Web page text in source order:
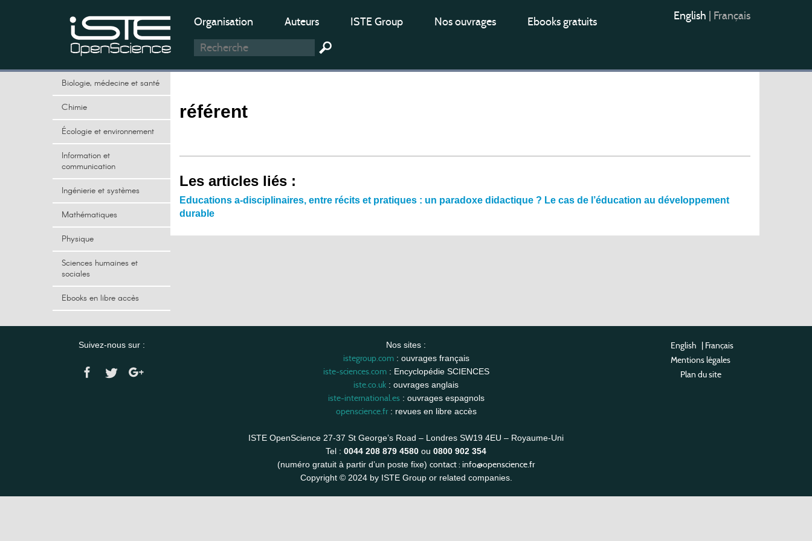
Organisation Auteurs ISTE Group Nos ouvrages Ebooks gratuits English Français
Biologie, médecine et santé
Chimie
Écologie et environnement
Information et
communication
Ingénierie et systèmes
Mathématiques
Physique
Sciences humaines et
sociales
Ebooks en libre accès
référent
Les articles liés :
Educations a-disciplinaires, entre récits et pratiques : un paradoxe didactique ? Le cas de l’éducation au développement
durable
Suivez-nous sur : Nos sites :
istegroup.com: ouvrages français
iste-sciences.com: Encyclopédie SCIENCES
iste.co.uk : ouvrages anglais
iste-international.es: ouvrages espagnols
openscience.fr: revues en libre accès
ISTE OpenScience 27-37 St George’s Road – Londres SW19 4EU – Royaume-Uni
Tel : 0044 208 879 4580 ou 0800 902 354
(numéro gratuit à partir d’un poste fixe) contact : info@openscience.fr
Copyright © 2024 by ISTE Group or related companies.
English | Français
Mentions légales
Plan du site